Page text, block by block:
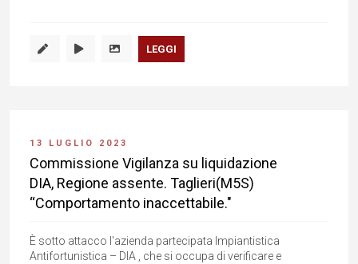
LEGGI
13 LUGLIO 2023
Commissione Vigilanza su liquidazione
DIA, Regione assente. Taglieri(M5S)
“Comportamento inaccettabile."
È sotto attacco l'azienda partecipata Impiantistica
Antifortunistica – DIA , che si occupa di verificare e